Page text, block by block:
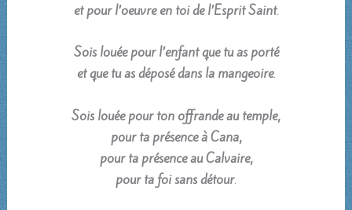
et pour l’oeuvre en toi de l’Esprit Saint.
Sois louée pour l’enfant que tu as porté
et que tu as déposé dans la mangeoire.
Sois louée pour ton offrande au temple,
pour ta présence à Cana,
pour ta présence au Calvaire,
pour ta foi sans détour.